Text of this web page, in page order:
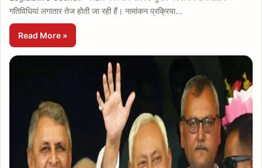
गतिविधियां लगातार तेज होती जा रही हैं। नामांकन प्रक्रिया…
Read More »